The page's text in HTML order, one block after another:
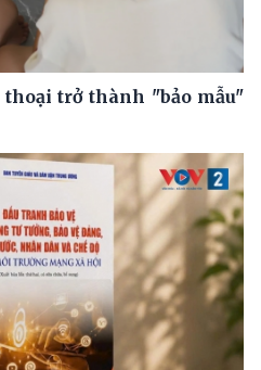
trở thành "bảo mẫu"